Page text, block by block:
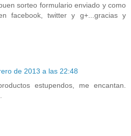
sorteo formulario enviado y como
facebook, twitter y g+...gracias y
de 2013 a las 22:48
estupendos, me encantan.